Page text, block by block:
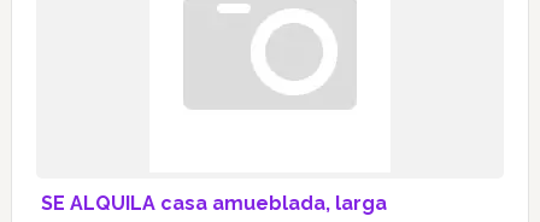
SE ALQUILA casa amueblada, larga